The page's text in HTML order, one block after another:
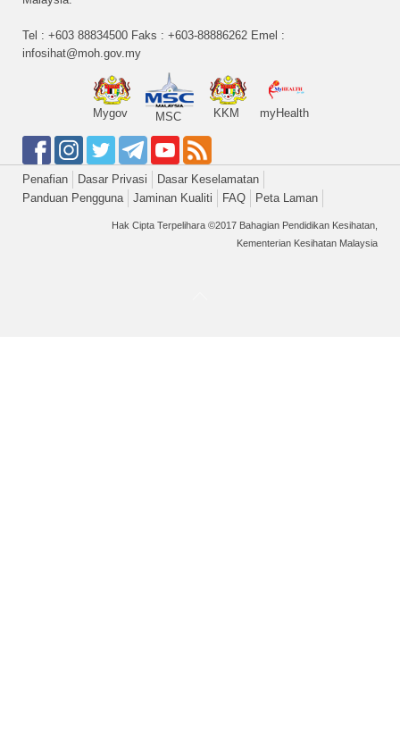
Tel : +603 88834500 Faks : +603-88886262 Emel :
infosihat@moh.gov.my
Mygov MSC KKM myHealth
Penafian Dasar Privasi
Dasar Keselamatan
Panduan Pengguna
Jaminan Kualiti FAQ Peta Laman
Hak Cipta Terpelihara ©2017 Bahagian Pendidikan Kesihatan,
Kementerian Kesihatan Malaysia